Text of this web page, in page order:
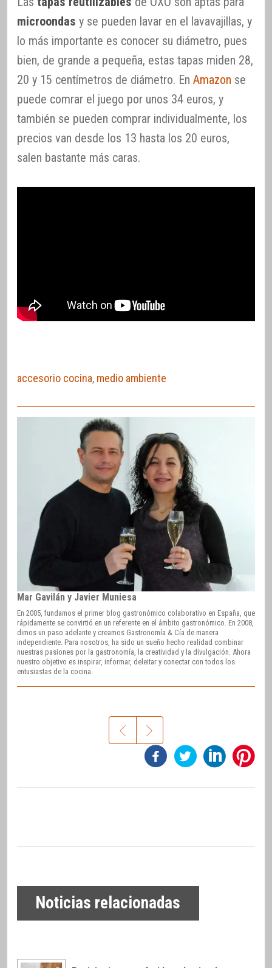
microondas y se pueden lavar en el lavavajillas, y
lo más importante es conocer su diámetro, pues
bien, de grande a pequeña, estas tapas miden 28,
20 y 15 centímetros de diámetro. En Amazon se
puede comrar el juego por unos 34 euros, y
también se pueden comprar individualmente, los
precios van desde los 13 hasta los 20 euros,
salen bastante más caras.
accesorio cocina, medio ambiente
Mar Gavilán y Javier Muniesa
En 2005, fundamos el primer blog gastronómico colaborativo en España, que
rápidamente se convirtió en un referente en el ámbito gastronómico. En 2008,
dimos un paso adelante y creamos Gastronomía & Cía de manera
independiente. Para nosotros, ha sido un sueño hecho realidad combinar
nuestras pasiones por la gastronomía, la creatividad y la divulgación. Ahora
nuestro objetivo es inspirar, informar, deleitar y conectar con todos los
entusiastas de la cocina.
Noticias relacionadas